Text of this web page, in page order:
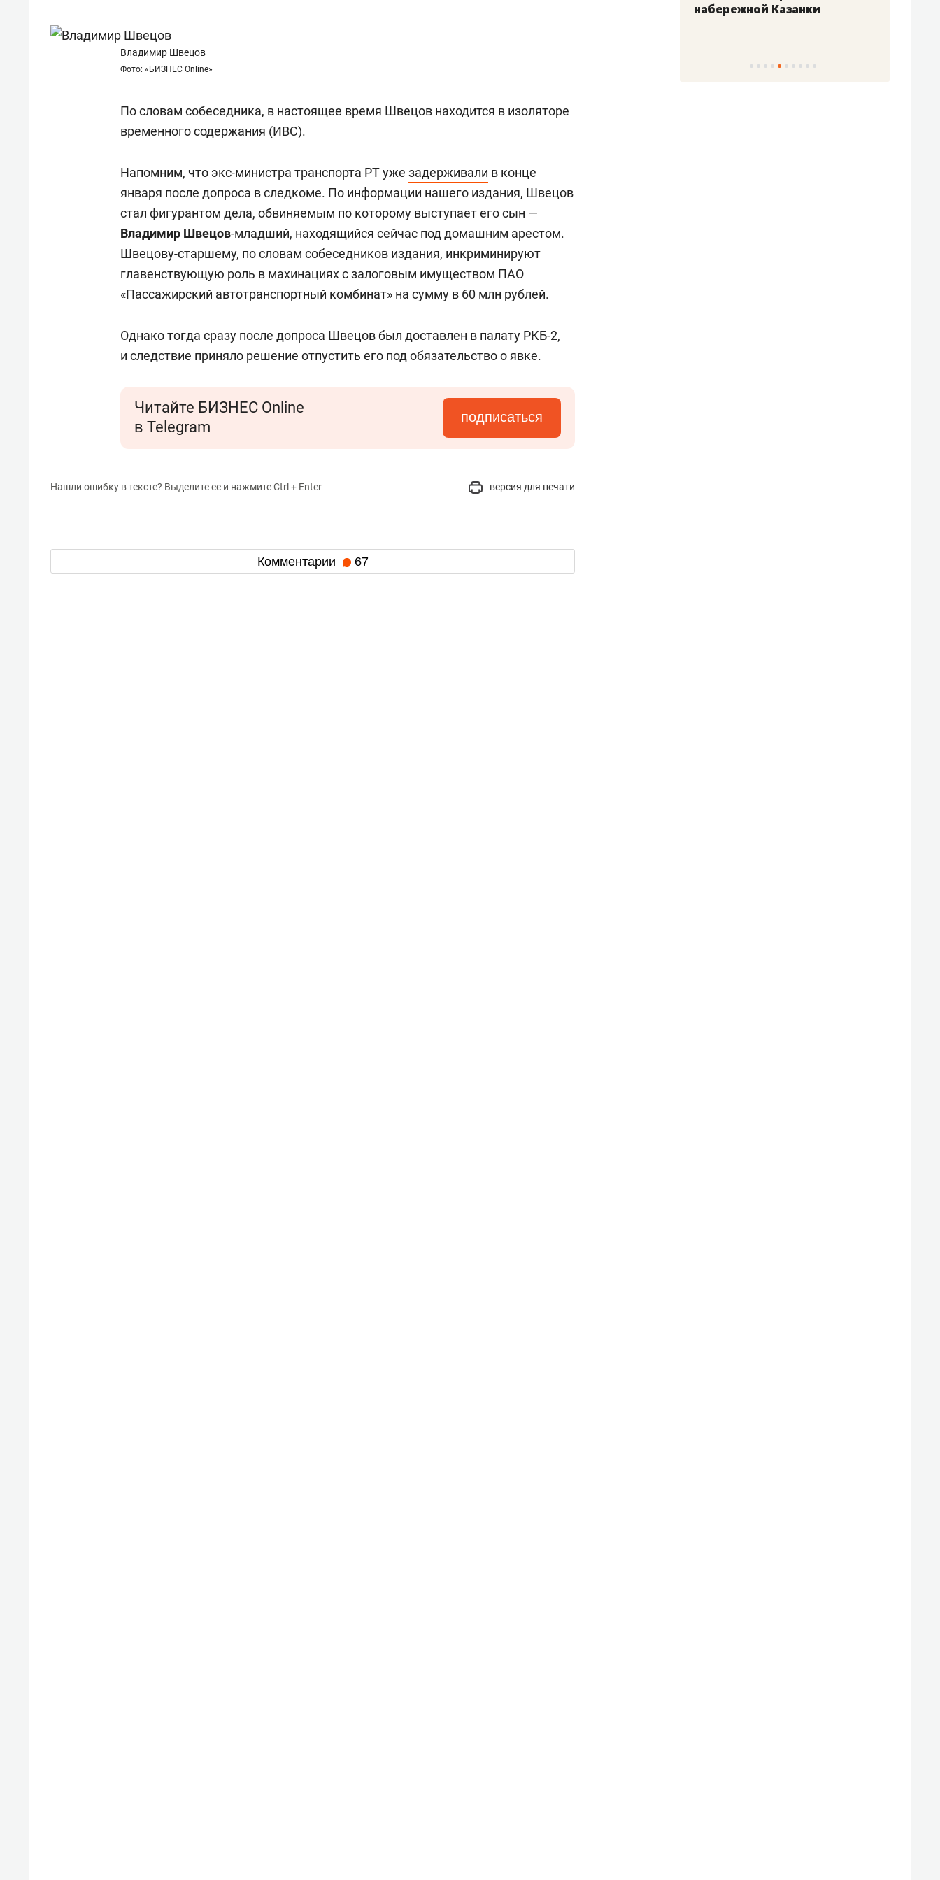
Владимир Швецов
Фото: «БИЗНЕС Online»
По словам собеседника, в настоящее время Швецов находится в изоляторе
временного содержания (ИВС).
Напомним, что экс-министра транспорта РТ уже задерживали в конце
января после допроса в следкоме. По информации нашего издания, Швецов
стал фигурантом дела, обвиняемым по которому выступает его сын —
Владимир Швецов-младший, находящийся сейчас под домашним арестом.
Швецову-старшему, по словам собеседников издания, инкриминируют
главенствующую роль в махинациях с залоговым имуществом ПАО
«Пассажирский автотранспортный комбинат» на сумму в 60 млн рублей.
Однако тогда сразу после допроса Швецов был доставлен в палату РКБ-2,
и следствие приняло решение отпустить его под обязательство о явке.
Читайте БИЗНЕС Online
в Telegram
подписаться
Нашли ошибку в тексте? Выделите ее и нажмите Ctrl + Enter версия для печати
Комментарии 67
набережной Казанки